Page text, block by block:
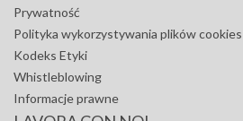
Prywatność
Polityka wykorzystywania plików cookies
Kodeks Etyki
Whistleblowing
Informacje prawne